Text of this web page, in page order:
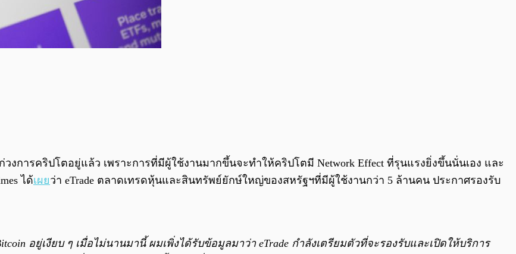
0:00 /0:00
การคริปโตอยู่แล้ว เพราะการที่มีผู้ใช้งานมากขึ้นจะทำให้คริปโตมี Network Effect ที่รุนแรงยิ่งขึ้นนั่นเอง และ
ได้เผยว่า eTrade ตลาดเทรดหุ้นและสินทรัพย์ยักษ์ใหญ่ของสหรัฐฯที่มีผู้ใช้งานกว่า 5 ล้านคน ประกาศรองรับ
อยู่เงียบ ๆ เมื่อไม่นานมานี้ ผมเพิ่งได้รับข้อมูลมาว่า eTrade กำลังเตรียมตัวที่จะรองรับและเปิดให้บริการ